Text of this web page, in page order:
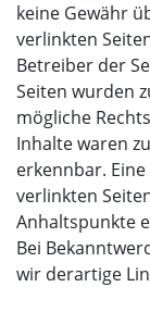
keine Gewähr
verlinkten
Betreiber der
Seiten wurden
mögliche
Inhalte waren
erkennbar.
verlinkten
Anhaltspunkte
Bei
wir derartige